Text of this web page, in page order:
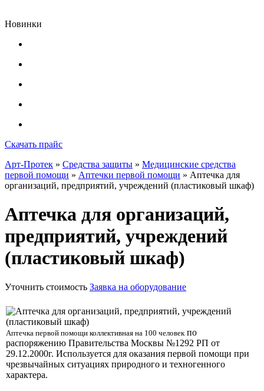
Новинки
Скачать прайс
Арт-Протек » Средства защиты » Медицинские средства
первой помощи » Аптечки первой помощи » Аптечка для
организаций, предприятий, учреждений (пластиковый шкаф)
Аптечка для организаций,
предприятий, учреждений
(пластиковый шкаф)
Уточнить стоимость Заявка на оборудование
Аптечка первой помощи коллективная на 100 человек по
распоряжению Правительства Москвы №1292 РП от
29.12.2000г. Используется для оказания первой помощи при
чрезвычайных ситуациях природного и техногенного
характера.